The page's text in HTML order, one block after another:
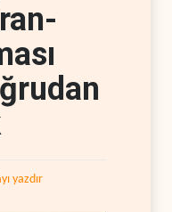
yazdır